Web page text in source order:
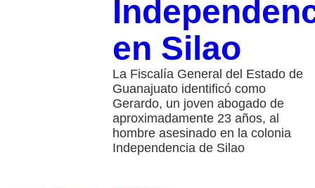
en Silao
La Fiscalía General del Estado de
Guanajuato identificó como
Gerardo, un joven abogado de
aproximadamente 23 años, al
hombre asesinado en la colonia
Independencia de Silao